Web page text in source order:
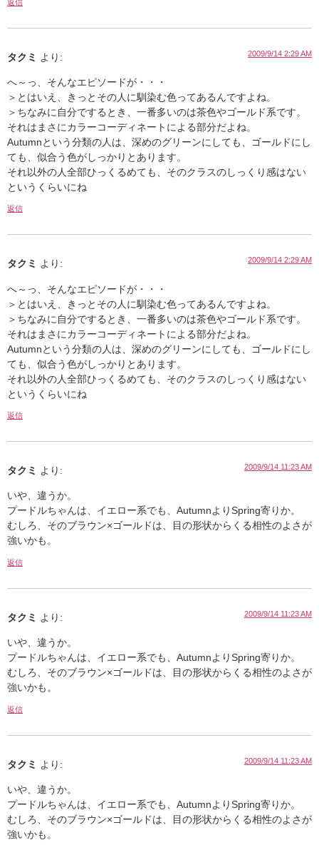
返信
タクミ より: 2009/9/14 2:29 AM
へ～っ、そんなエピソードが・・・
＞とはいえ、きっとその人に馴染む色ってあるんですよね。
＞ちなみに自分でするとき、一番多いのは茶色やゴールド系です。
それはまさにカラーコーディネートによる部分だよね。
Autumnという分類の人は、深めのグリーンにしても、ゴールドにし
ても、似合う色がしっかりとあります。
それ以外の人全部ひっくるめても、そのクラスのしっくり感はない
というくらいにね
返信
タクミ より: 2009/9/14 2:29 AM
へ～っ、そんなエピソードが・・・
＞とはいえ、きっとその人に馴染む色ってあるんですよね。
＞ちなみに自分でするとき、一番多いのは茶色やゴールド系です。
それはまさにカラーコーディネートによる部分だよね。
Autumnという分類の人は、深めのグリーンにしても、ゴールドにし
ても、似合う色がしっかりとあります。
それ以外の人全部ひっくるめても、そのクラスのしっくり感はない
というくらいにね
返信
タクミ より: 2009/9/14 11:23 AM
いや、違うか。
プードルちゃんは、イエロー系でも、AutumnよりSpring寄りか。
むしろ、そのブラウン×ゴールドは、目の形状からくる相性のよさが
強いかも。
返信
タクミ より: 2009/9/14 11:23 AM
いや、違うか。
プードルちゃんは、イエロー系でも、AutumnよりSpring寄りか。
むしろ、そのブラウン×ゴールドは、目の形状からくる相性のよさが
強いかも。
返信
タクミ より: 2009/9/14 11:23 AM
いや、違うか。
プードルちゃんは、イエロー系でも、AutumnよりSpring寄りか。
むしろ、そのブラウン×ゴールドは、目の形状からくる相性のよさが
強いかも。